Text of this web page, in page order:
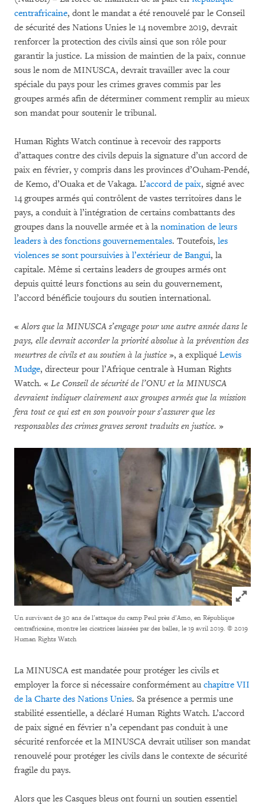
centrafricaine, dont le mandat a été renouvelé par le Conseil
de sécurité des Nations Unies le 14 novembre 2019, devrait
renforcer la protection des civils ainsi que son rôle pour
garantir la justice. La mission de maintien de la paix, connue
sous le nom de MINUSCA, devrait travailler avec la cour
spéciale du pays pour les crimes graves commis par les
groupes armés afin de déterminer comment remplir au mieux
son mandat pour soutenir le tribunal.
Human Rights Watch continue à recevoir des rapports
d’attaques contre des civils depuis la signature d’un accord de
paix en février, y compris dans les provinces d’Ouham-Pendé,
de Kemo, d’Ouaka et de Vakaga. L’accord de paix, signé avec
14 groupes armés qui contrôlent de vastes territoires dans le
pays, a conduit à l’intégration de certains combattants des
groupes dans la nouvelle armée et à la nomination de leurs
leaders à des fonctions gouvernementales. Toutefois, les
violences se sont poursuivies à l’extérieur de Bangui, la
capitale. Même si certains leaders de groupes armés ont
depuis quitté leurs fonctions au sein du gouvernement,
l’accord bénéficie toujours du soutien international.
«Alors que la MINUSCA s’engage pour une autre année dans le
pays, elle devrait accorder la priorité absolue à la prévention des
meurtres de civils et au soutien à la justice », a expliqué Lewis
Mudge, directeur pour l’Afrique centrale à Human Rights
Watch. « Le Conseil de sécurité de l’ONU et la MINUSCA
devraient indiquer clairement aux groupes armés que la mission
fera tout ce qui est en son pouvoir pour s’assurer que les
responsables des crimes graves seront traduits en justice. »
Click to
Un survivant de 30 ans de l’attaque du camp Peul près d’Amo, en République
centrafricaine, montre les cicatrices laissées par des balles, le 19 avril 2019. © 2019
Human Rights Watch
La MINUSCA est mandatée pour protéger les civils et
employer la force si nécessaire conformément au chapitre VII
de la Charte des Nations Unies. Sa présence a permis une
stabilité essentielle, a déclaré Human Rights Watch. L’accord
de paix signé en février n’a cependant pas conduit à une
sécurité renforcée et la MINUSCA devrait utiliser son mandat
renouvelé pour protéger les civils dans le contexte de sécurité
fragile du pays.
Alors que les Casques bleus ont fourni un soutien essentiel